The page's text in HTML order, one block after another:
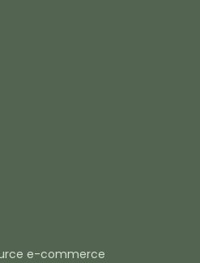
e-commerce